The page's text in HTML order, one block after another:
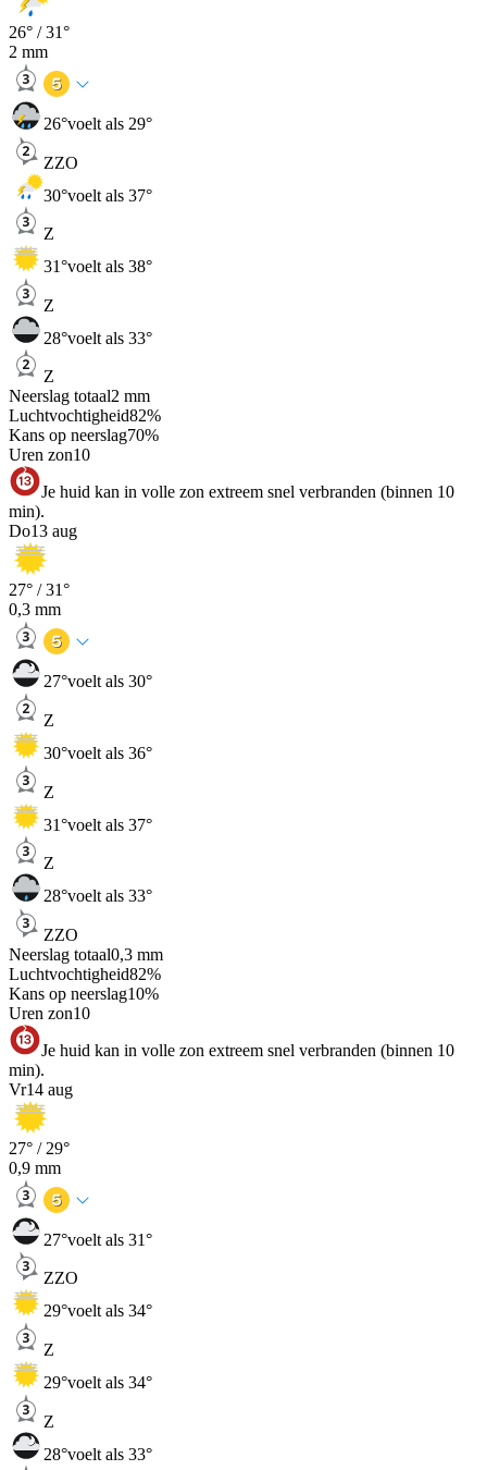
26° /31°
2 mm
26°voelt als 29°
ZZO
30°voelt als 37°
Z
31°voelt als 38°
Z
28°voelt als 33°
Z
Neerslag totaal2 mm
Luchtvochtigheid82%
Kans op neerslag70%
Uren zon10
Je huid kan in volle zon extreem snel verbranden (binnen 10
min).
Do13 aug
27° /31°
0,3 mm
27°voelt als 30°
Z
30°voelt als 36°
Z
31°voelt als 37°
Z
28°voelt als 33°
ZZO
Neerslag totaal0,3 mm
Luchtvochtigheid82%
Kans op neerslag10%
Uren zon10
Je huid kan in volle zon extreem snel verbranden (binnen 10
min).
Vr14 aug
27° / 29°
0,9 mm
27°voelt als 31°
ZZO
29°voelt als 34°
Z
29°voelt als 34°
Z
28°voelt als 33°